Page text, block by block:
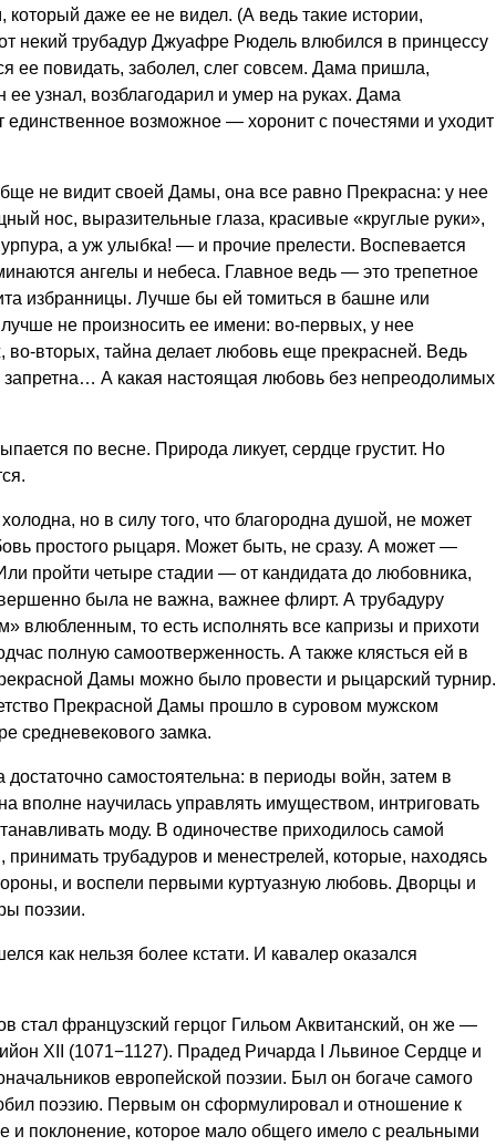
даже ее не видел. (А ведь такие истории,
некий трубадур Джуафре Рюдель влюбился в принцессу
ее повидать, заболел, слег совсем. Дама пришла,
ее узнал, возблагодарил и умер на руках. Дама
единственное возможное — хоронит с почестями и уходит
не видит своей Дамы, она все равно Прекрасна: у нее
нос, выразительные глаза, красивые «круглые руки»,
а уж улыбка! — и прочие прелести. Воспевается
ангелы и небеса. Главное ведь — это трепетное
избранницы. Лучше бы ей томиться в башне или
не произносить ее имени: во-первых, у нее
во-вторых, тайна делает любовь еще прекрасней. Ведь
А какая настоящая любовь без непреодолимых
по весне. Природа ликует, сердце грустит. Но
но в силу того, что благородна душой, не может
простого рыцаря. Может быть, не сразу. А может —
пройти четыре стадии — от кандидата до любовника,
была не важна, важнее флирт. А трубадуру
влюбленным, то есть исполнять все капризы и прихоти
полную самоотверженность. А также клясться ей в
Дамы можно было провести и рыцарский турнир.
Прекрасной Дамы прошло в суровом мужском
средневекового замка.
самостоятельна: в периоды войн, затем в
вполне научилась управлять имуществом, интриговать
моду. В одиночестве приходилось самой
принимать трубадуров и менестрелей, которые, находясь
и воспели первыми куртуазную любовь. Дворцы и
поэзии.
как нельзя более кстати. И кавалер оказался
стал французский герцог Гильом Аквитанский, он же —
XII (1071−1127). Прадед Ричарда I Львиное Сердце и
европейской поэзии. Был он богаче самого
поэзию. Первым он сформулировал и отношение к
и поклонение, которое мало общего имело с реальными